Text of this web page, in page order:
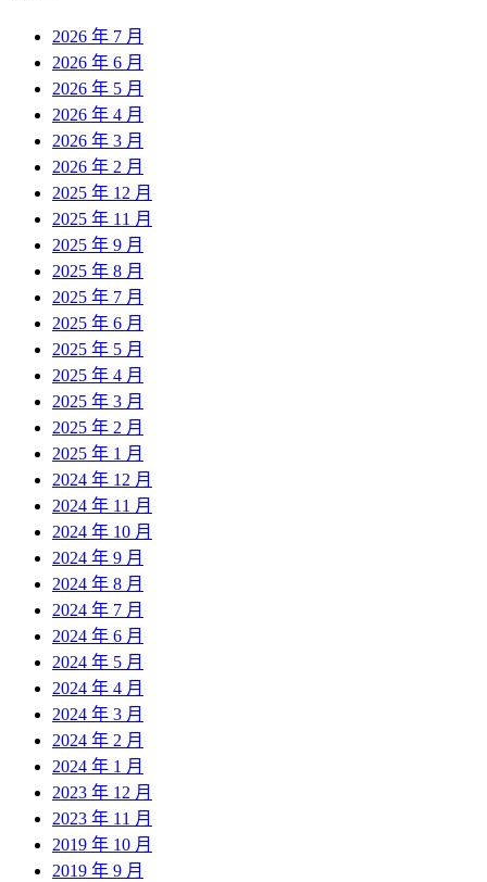
2026 年 7 月
2026 年 6 月
2026 年 5 月
2026 年 4 月
2026 年 3 月
2026 年 2 月
2025 年 12 月
2025 年 11 月
2025 年 9 月
2025 年 8 月
2025 年 7 月
2025 年 6 月
2025 年 5 月
2025 年 4 月
2025 年 3 月
2025 年 2 月
2025 年 1 月
2024 年 12 月
2024 年 11 月
2024 年 10 月
2024 年 9 月
2024 年 8 月
2024 年 7 月
2024 年 6 月
2024 年 5 月
2024 年 4 月
2024 年 3 月
2024 年 2 月
2024 年 1 月
2023 年 12 月
2023 年 11 月
2019 年 10 月
2019 年 9 月